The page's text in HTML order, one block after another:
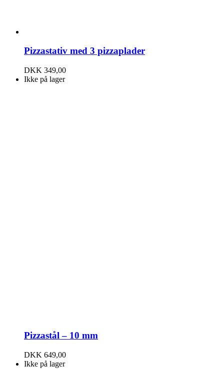
Pizzastativ med 3 pizzaplader
DKK 349,00
Ikke på lager
Pizzastål – 10 mm
DKK 649,00
Ikke på lager